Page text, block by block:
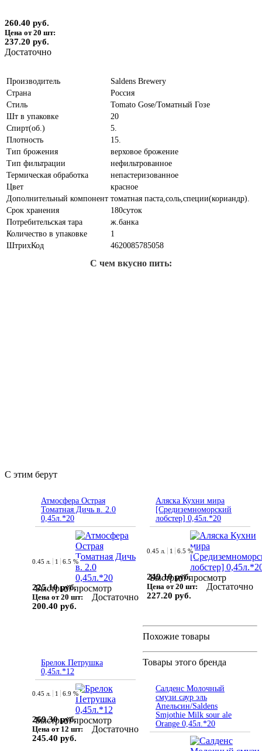
260.40 руб.
Цена от 20 шт:
237.20 руб.
Достаточно
Производитель
Saldens Brewery
Страна
Россия
Стиль
Tomato Gose/Томатный Гозе
Шт в упаковке
20
Спирт(об.)
5.
Плотность
15.
Тип брожения
верховое брожение
Тип фильтрации
нефильтрованное
Термическая обработка
непастеризованное
Цвет
красное
Дополнительный компонент томатная паста,соль,специи(кориандр).
Срок хранения
180суток
Потребительская тара
ж.банка
Количество в упаковке
1
ШтрихКод
4620085785058
С чем вкусно пить:
С этим берут
Атмосфера Острая
Томатная Дичь в. 2.0
0,45л.*20
Быстрый просмотр
0.45 л. 1 6.5 %
225.10 руб.
Цена от 20 шт:
200.40 руб.
Достаточно
Аляска Кухни мира
[Средиземноморский
лобстер] 0,45л.*20
Быстрый просмотр
0.45 л. 1 6.5 %
249.10 руб.
Цена от 20 шт:
227.20 руб.
Достаточно
Похожие товары
Брелок Петрушка
0,45л.*12
Быстрый просмотр
0.45 л. 1 6.9 %
269.30 руб.
Цена от 12 шт:
245.40 руб.
Достаточно
Товары этого бренда
Салденс Молочный
смузи саур эль
Апельсин/Saldens
Smjothie Milk sour ale
Orange 0,45л.*20